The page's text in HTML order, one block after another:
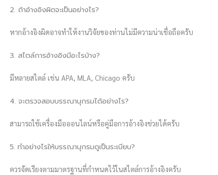
2. ถ้าอ้างอิงผิดจะเป็นอย่างไร?
หากอ้างอิงผิดอาจทำให้งานวิจัยของท่านไม่มีความน่าเชื่อถือครับ
3. สไตล์การอ้างอิงมีอะไรบ้าง?
มีหลายสไตล์ เช่น APA, MLA, Chicago ครับ
4. จะตรวจสอบบรรณานุกรมได้อย่างไร?
สามารถใช้เครื่องมือออนไลน์หรือคู่มือการอ้างอิงช่วยได้ครับ
5. ทำอย่างไรให้บรรณานุกรมดูเป็นระเบียบ?
ควรจัดเรียงตามมาตรฐานที่กำหนดไว้ในสไตล์การอ้างอิงครับ